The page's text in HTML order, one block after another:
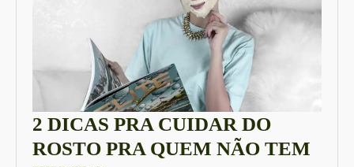
2 DICAS PRA CUIDAR DO
ROSTO PRA QUEM NÃO TEM